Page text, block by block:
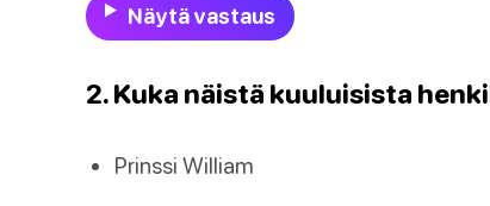
Näytä vastaus
2. Kuka näistä kuuluisista
Prinssi William